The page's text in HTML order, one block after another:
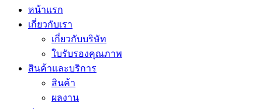
หน้าแรก
เกี่ยวกับเรา
เกี่ยวกับบริษัท
ใบรับรองคุณภาพ
สินค้าและบริการ
สินค้า
ผลงาน